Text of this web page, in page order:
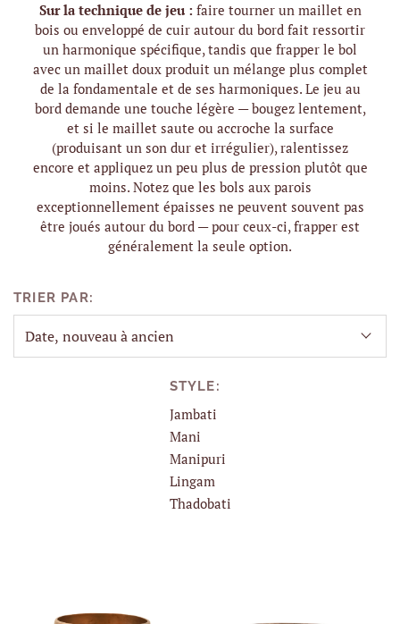
Sur la technique de jeu : faire tourner un maillet en
bois ou enveloppé de cuir autour du bord fait ressortir
un harmonique spécifique, tandis que frapper le bol
avec un maillet doux produit un mélange plus complet
de la fondamentale et de ses harmoniques. Le jeu au
bord demande une touche légère — bougez lentement,
et si le maillet saute ou accroche la surface
(produisant un son dur et irrégulier), ralentissez
encore et appliquez un peu plus de pression plutôt que
moins. Notez que les bols aux parois
exceptionnellement épaisses ne peuvent souvent pas
être joués autour du bord — pour ceux-ci, frapper est
généralement la seule option.
TRIER PAR:
STYLE:
Jambati
Mani
Manipuri
Lingam
Thadobati